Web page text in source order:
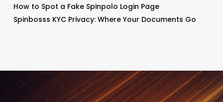
How to Spot a Fake Spinpolo Login Page
Spinbosss KYC Privacy: Where Your Documents Go